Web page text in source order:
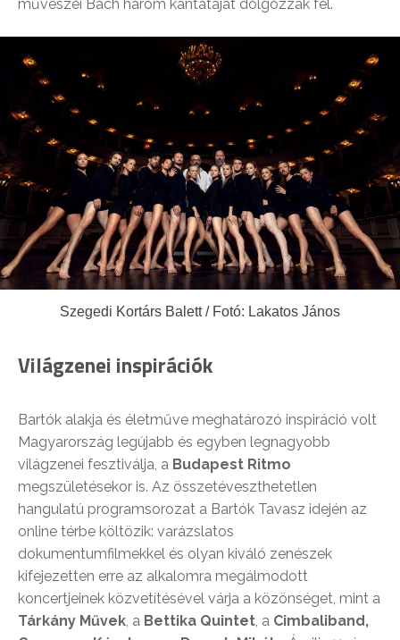
művészei Bach három kantátáját dolgozzák fel.
Szegedi Kortárs Balett / Fotó: Lakatos János
Világzenei inspirációk
Bartók alakja és életműve meghatározó inspiráció volt
Magyarország legújabb és egyben legnagyobb
világzenei fesztiválja, a Budapest Ritmo
megszületésekor is. Az összetéveszthetetlen
hangulatú programsorozat a Bartók Tavasz idején az
online térbe költözik: varázslatos
dokumentumfilmekkel és olyan kiváló zenészek
kifejezetten erre az alkalomra megálmodott
koncertjeinek közvetítésével várja a közönséget, mint a
Tárkány Művek, a Bettika Quintet, a Cimbaliband,